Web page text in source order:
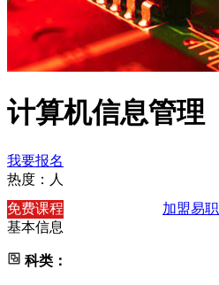
计算机信息管理
我要报名
热度： 人
免费课程
加盟易
基本信息
科类：